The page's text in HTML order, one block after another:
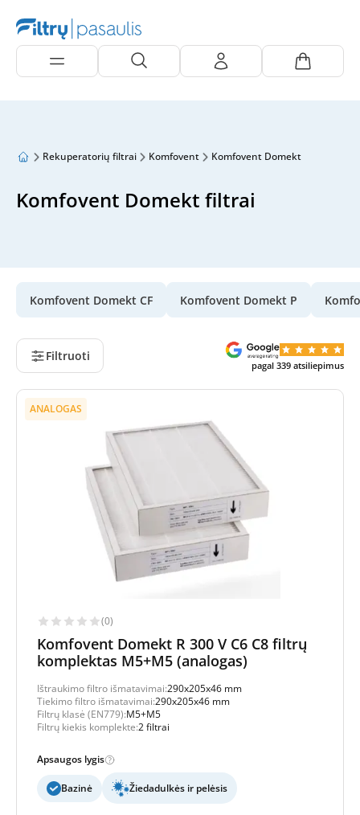
Rekuperatorių filtrai Komfovent Komfovent Domekt
Komfovent Domekt filtrai
Komfovent Domekt CF Komfovent Domekt P
Filtruoti
pagal 339 atsiliepimus
ANALOGAS
(0)
Komfovent Domekt R 300 V C6 C8 filtrų
komplektas M5+M5 (analogas)
Ištraukimo filtro išmatavimai:290x205x46 mm
Tiekimo filtro išmatavimai:290x205x46 mm
Filtrų klasė (EN779):M5+M5
Filtrų kiekis komplekte:2 filtrai
Apsaugos lygis
Bazinė Žiedadulkės ir pelėsis